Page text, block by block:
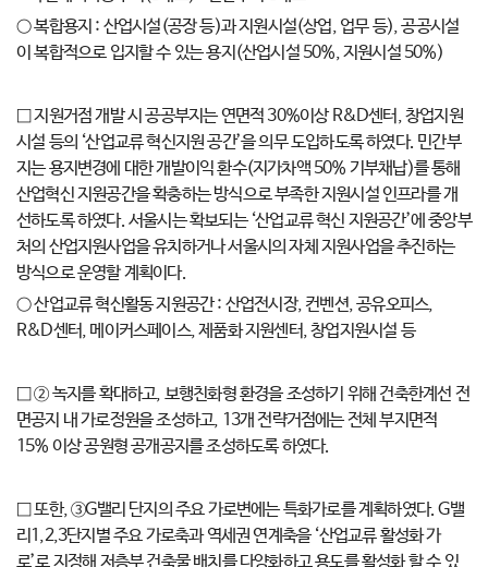
○ 복합용지 : 산업시설(공장 등)과 지원시설(상업, 업무 등), 공공시설
이 복합적으로 입지할 수 있는 용지(산업시설 50%, 지원시설 50%)
□ 지원거점 개발 시 공공부지는 연면적 30%이상 R&D센터, 창업지원
시설 등의 ‘산업교류 혁신지원 공간’을 의무 도입하도록 하였다. 민간부
지는 용지변경에 대한 개발이익 환수(지가차액 50% 기부채납)를 통해
산업혁신 지원공간을 확충하는 방식으로 부족한 지원시설 인프라를 개
선하도록 하였다. 서울시는 확보되는 ‘산업교류 혁신 지원공간’에 중앙부
처의 산업지원사업을 유치하거나 서울시의 자체 지원사업을 추진하는
방식으로 운영할 계획이다.
○ 산업교류 혁신활동 지원공간 : 산업전시장, 컨벤션, 공유오피스,
R&D센터, 메이커스페이스, 제품화 지원센터, 창업지원시설 등
□ ② 녹지를 확대하고, 보행친화형 환경을 조성하기 위해 건축한계선 전
면공지 내 가로정원을 조성하고, 13개 전략거점에는 전체 부지면적
15% 이상 공원형 공개공지를 조성하도록 하였다.
□ 또한, ③G밸리 단지의 주요 가로변에는 특화가로를 계획하였다. G밸
리1,2,3단지별 주요 가로축과 역세권 연계축을 ‘산업교류 활성화 가
로’로 지정해 저층부 건축물 배치를 다양화하고 용도를 활성화 할 수 있